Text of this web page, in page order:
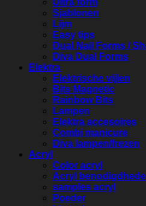
Ultra form
Sjablonen
Lijm
Easy tips
Dual Nail Forms /
Diva Dual Forms
Elektra
Elektrische vijlen
Bits Magnetic
Rainbow Bits
Lampen
Elektra accesoires
Combi manicure
Diva lampen/frezen
Acryl
Color acryl
Acryl
samples acryl
Poeder